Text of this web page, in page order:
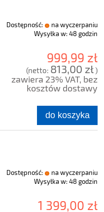
Dostępność:
na wyczerpaniu
Wysyłka w: 48 godzin
999,99 zł
(netto: 813,00 zł)
zawiera 23% VAT, bez
kosztów dostawy
do koszyka
Dostępność:
na wyczerpaniu
Wysyłka w: 48 godzin
1 399,00 zł